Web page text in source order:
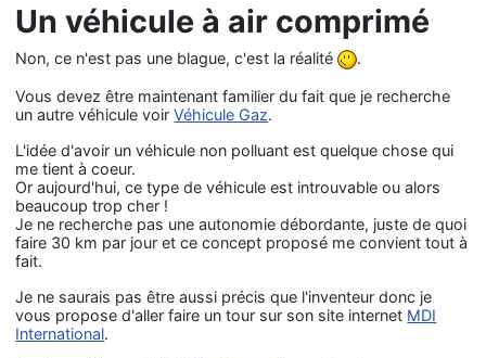
Un véhicule à air comprimé
Non, ce n'est pas une blague, c'est la réalité .
Vous devez être maintenant familier du fait que je recherche
un autre véhicule voirVéhicule Gaz.
L'idée d'avoir un véhicule non polluant est quelque chose qui
me tient à coeur.
Or aujourd'hui, ce type de véhicule est introuvable ou alors
beaucoup trop cher !
Je ne recherche pas une autonomie débordante, juste de quoi
faire 30 km par jour et ce concept proposé me convient tout à
fait.
Je ne saurais pas être aussi précis que l'inventeur donc je
vous propose d'aller faire un tour sur son site internet MDI
International.